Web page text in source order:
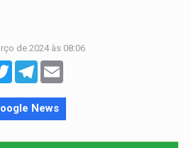
de 2024 às 08:06
TwitterTelegram
News